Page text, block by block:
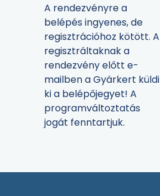
A rendezvényre a
belépés ingyenes, de
regisztrációhoz kötött. A
regisztráltaknak a
rendezvény előtt e-
mailben a Gyárkert küldi
ki a belépőjegyet! A
programváltoztatás
jogát fenntartjuk.